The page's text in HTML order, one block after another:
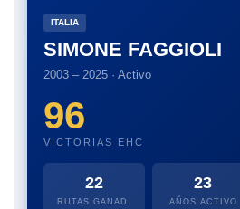
ITALIA
SIMONE FAGGIOLI
2003 – 2025 · Activo
96
VICTORIAS EHC
22
RUTAS GANAD.
23
AÑOS ACTIVO